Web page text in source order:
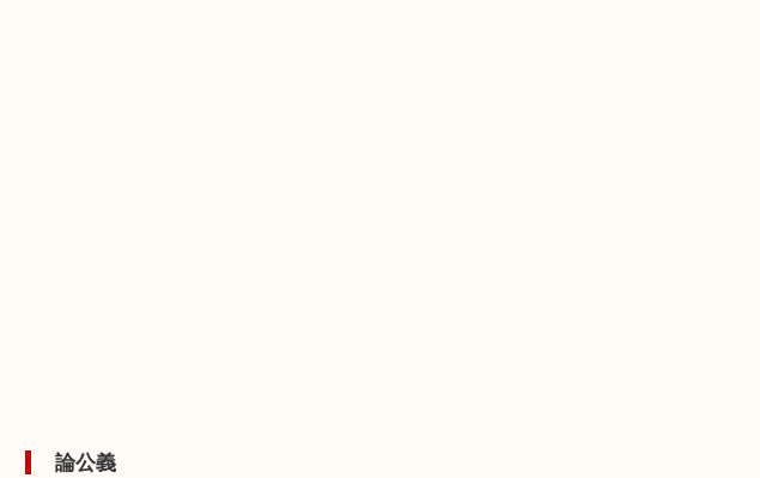
論公義